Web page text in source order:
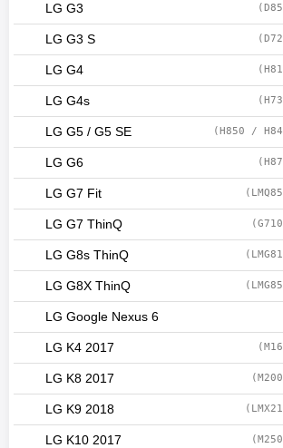
LG G3
LG G3 S
LG G4
LG G4s
LG G5 / G5 SE (H850 /
LG G6
LG G7 Fit
LG G7 ThinQ
LG G8s ThinQ
LG G8X ThinQ
LG Google Nexus 6
LG K4 2017
LG K8 2017
LG K9 2018
LG K10 2017